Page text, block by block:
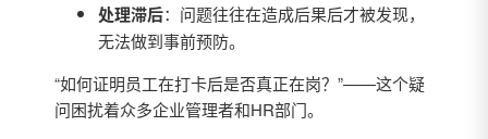
处理滞后：问题往往在造成后果后才被发现，
无法做到事前预防。
“如何证明员工在打卡后是否真正在岗？”——这个疑
问困扰着众多企业管理者和HR部门。